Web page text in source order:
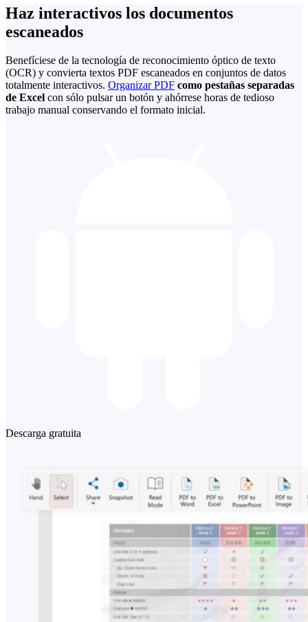
Haz interactivos los documentos
escaneados
Benefíciese de la tecnología de reconocimiento óptico de texto
(OCR) y convierta textos PDF escaneados en conjuntos de datos
totalmente interactivos. Organizar PDF como pestañas separadas
de Excel con sólo pulsar un botón y ahórrese horas de tedioso
trabajo manual conservando el formato inicial.
Descarga gratuita